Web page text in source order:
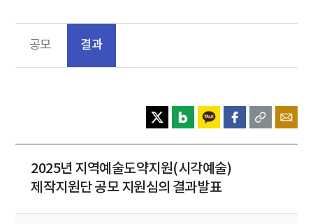
공모 결과
2025년 지역예술도약지원(시각예술)
제작지원단 공모 지원심의 결과발표